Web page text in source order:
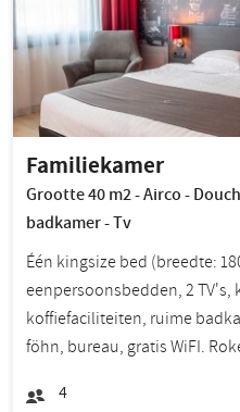
Familiekamer
Grootte 40 m2 - Airco -
badkamer - Tv
Één kingsize bed (breedte:
eenpersoonsbedden, 2
koffiefaciliteiten, ruime
föhn, bureau, gratis WiFI.
4